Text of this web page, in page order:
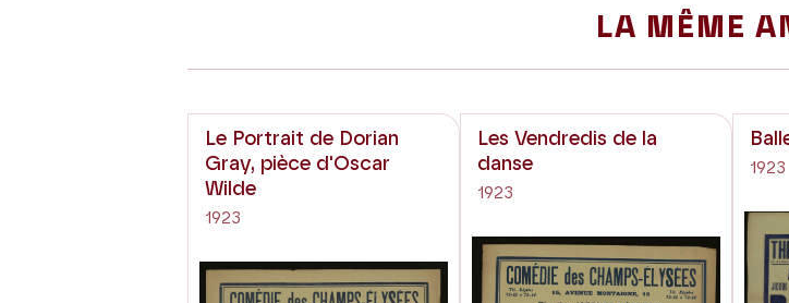
LA MÊME
Le Portrait de Dorian
Gray, pièce d'Oscar
Wilde
1923
Les Vendredis de la
danse
1923
1923